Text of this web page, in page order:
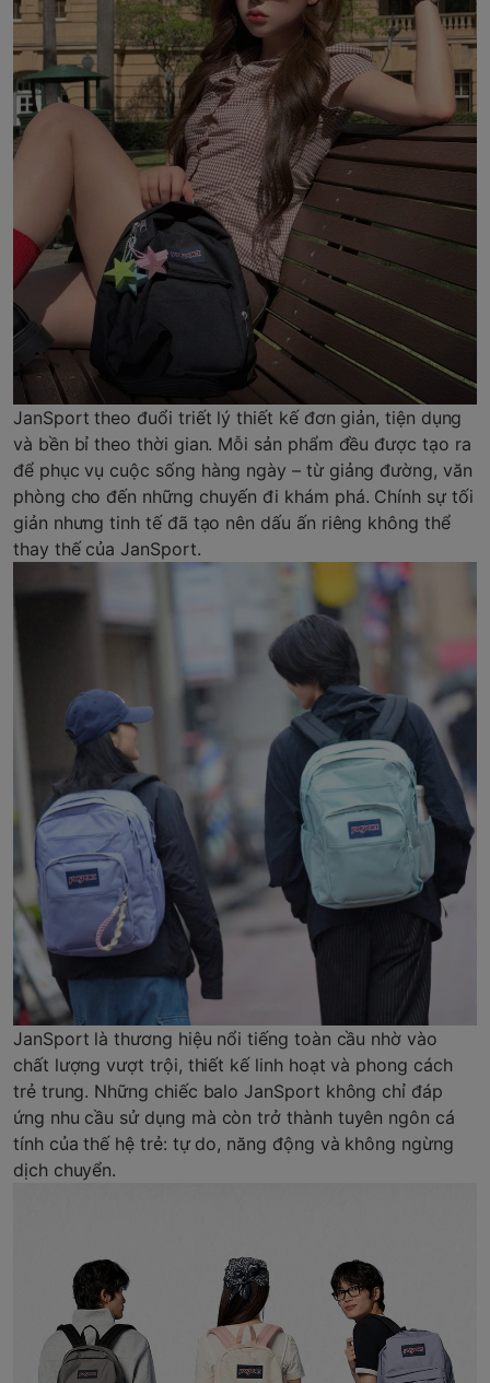
JanSport theo đuổi triết lý thiết kế đơn giản, tiện dụng
và bền bỉ theo thời gian. Mỗi sản phẩm đều được tạo ra
để phục vụ cuộc sống hàng ngày – từ giảng đường, văn
phòng cho đến những chuyến đi khám phá. Chính sự tối
giản nhưng tinh tế đã tạo nên dấu ấn riêng không thể
thay thế của JanSport.
JanSport là thương hiệu nổi tiếng toàn cầu nhờ vào
chất lượng vượt trội, thiết kế linh hoạt và phong cách
trẻ trung. Những chiếc balo JanSport không chỉ đáp
ứng nhu cầu sử dụng mà còn trở thành tuyên ngôn cá
tính của thế hệ trẻ: tự do, năng động và không ngừng
dịch chuyển.